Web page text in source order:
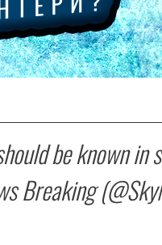
be known in
Breaking